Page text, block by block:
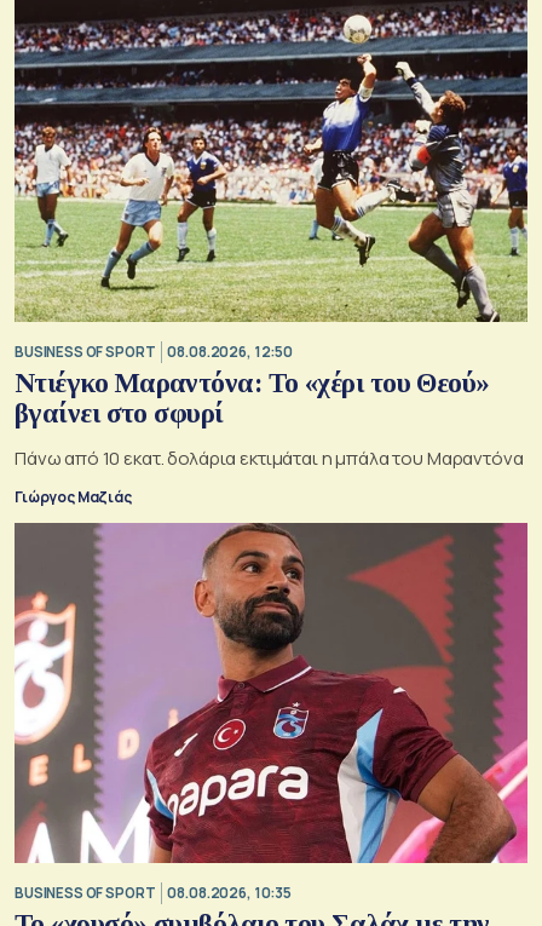
BUSINESS OF SPORT 08.08.2026, 12:50
Ντιέγκο Μαραντόνα: Το «χέρι του Θεού»
βγαίνει στο σφυρί
Πάνω από 10 εκατ. δολάρια εκτιμάται η μπάλα του Μαραντόνα
Γιώργος Μαζιάς
BUSINESS OF SPORT 08.08.2026, 10:35